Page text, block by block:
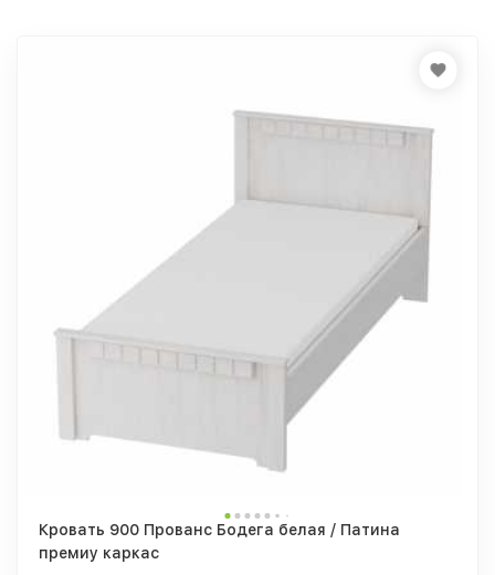
Кровать 900 Прованс Бодега белая / Патина
премиу каркас